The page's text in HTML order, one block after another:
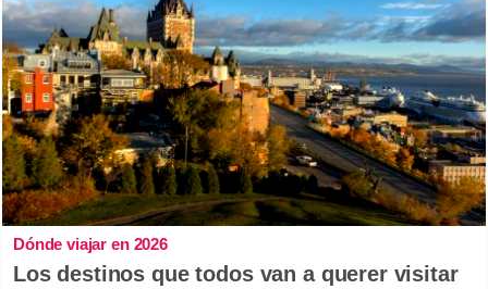
Dónde viajar en 2026
Los destinos que todos van a querer visitar